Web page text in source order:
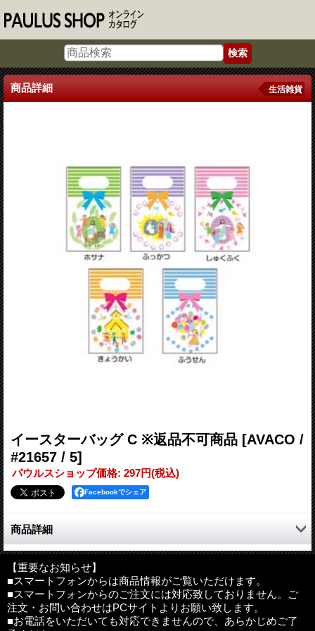
商品詳細 生活雑貨
イースターバッグ C ※返品不可商品 [AVACO /
#21657 / 5]
パウルスショップ価格: 297円(税込)
Facebookでシェア
商品詳細
イースター・エッグを届ける小さなバッグができました。
バッグにゆで卵を入れるだけで素敵なプレゼントになります。
復活の喜び伝える5つのデザイン。バッグには聖句カードや小さ
なメッセージを入れることもできます。
卵アレルギーの方には小さなプレゼントを入れて、イースターの
おとずれを届けてみてはいかがでしょう？
【重要なお知らせ】
■スマートフォンからは商品情報がご覧いただけます。
■スマートフォンからのご注文には対応致しておりません。ご
注文・お問い合わせはPCサイトよりお願い致します。
■お電話をいただいても対応できませんので、あらかじめご了